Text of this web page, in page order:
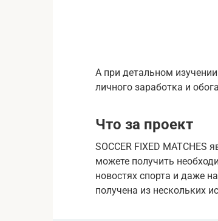
А при детальном
личного заработка и
Что за проект
SOCCER FIXED
можете получить
новостях спорта и даже
получена из нескольких